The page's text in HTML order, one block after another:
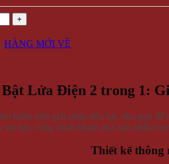
, HÀNG MỚI VỀ
Lửa Điện 2 trong 1:
kiếm một giải pháp tiện lợi, nhỏ gọn
thì hãy cùng mình khám phá sản phẩm
Thiết kế thông